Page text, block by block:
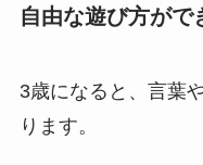
自由な遊び方がで
3歳になると、言葉
ります。